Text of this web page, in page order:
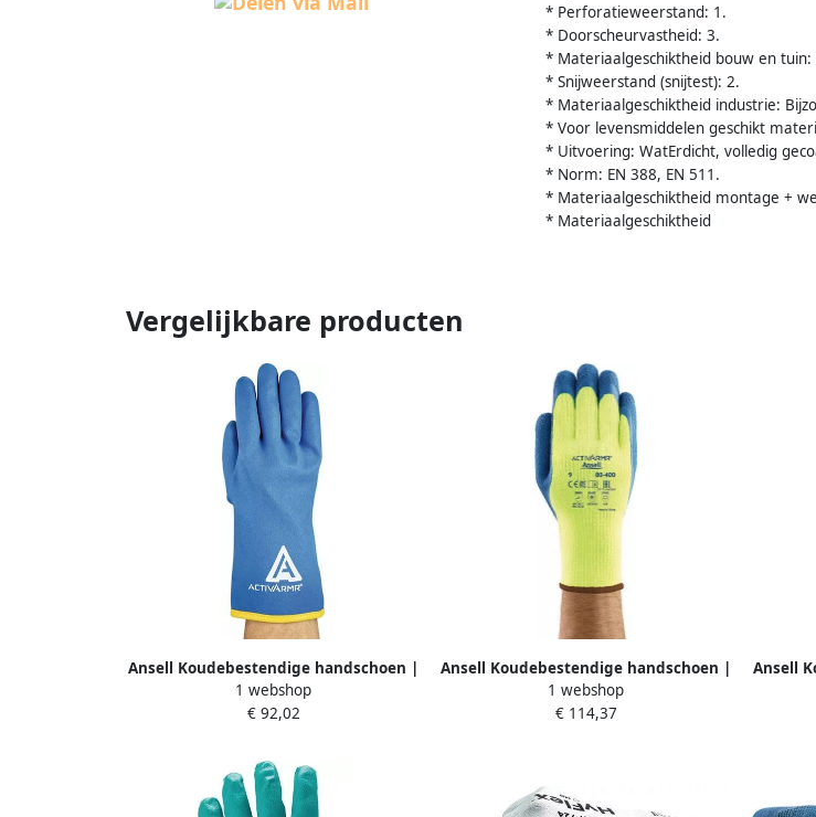
* Perforatieweerstand: 1.
* Doorscheurvastheid: 3.
* Materiaalgeschiktheid bouw en tuin:
* Snijweerstand (snijtest): 2.
* Materiaalgeschiktheid industrie:
* Voor levensmiddelen geschikt
* Uitvoering: WatErdicht, volledig
* Norm: EN 388, EN 511.
* Materiaalgeschiktheid montage +
* Materiaalgeschiktheid
Vergelijkbare producten
Ansell Koudebestendige handschoen |
blauw | EN 388 EN 511 PSA-categorie II
| acryl met vinylschuimcoating | 6
1 webshop
€ 92,02
Ansell Koudebestendige handschoen |
geel blauw | EN 388 EN 511 EN 407 |
acryl met natuurrubber-latex | 12 paar
1 webshop
€ 114,37
Ansell
geel
acryl